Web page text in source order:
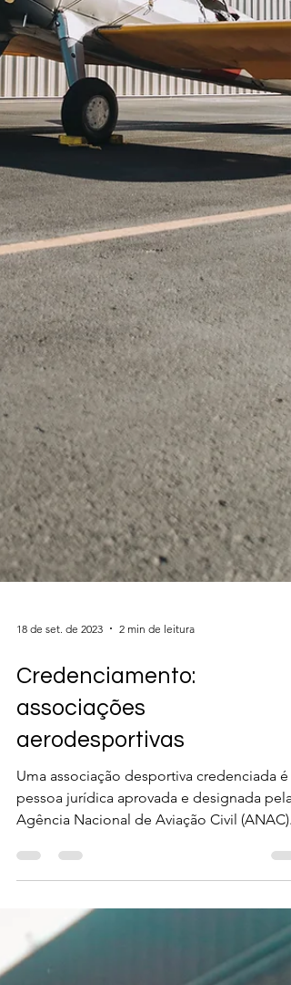
Credenciamento:
associações
aerodesportivas
Uma associação desportiva credenciada é a
pessoa jurídica aprovada e designada pela